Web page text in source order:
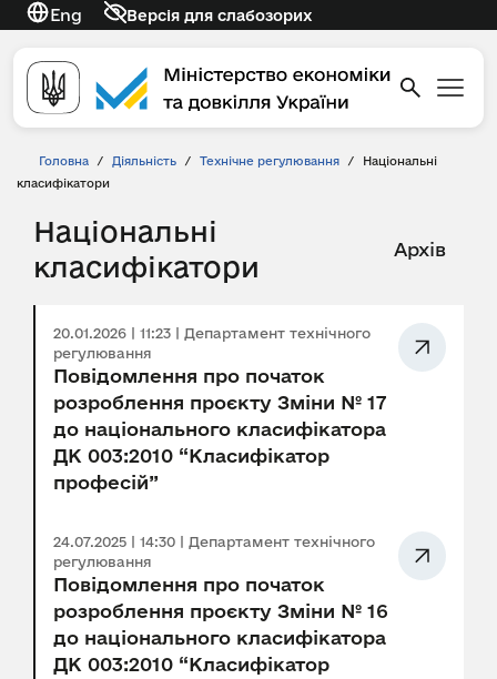
Eng Версія для слабозорих
Головна / Діяльність / Технічне регулювання /
Національні
класифікатори
Національні
класифікатори
Архів
20.01.2026 | 11:23 | Департамент технічного
регулювання
Повідомлення про початок
розроблення проєкту Зміни № 17
до національного класифікатора
ДК 003:2010 “Класифікатор
професій”
24.07.2025 | 14:30 | Департамент технічного
регулювання
Повідомлення про початок
розроблення проєкту Зміни № 16
до національного класифікатора
ДК 003:2010 “Класифікатор